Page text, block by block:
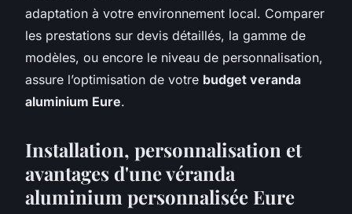
adaptation à votre environnement local. Comparer
les prestations sur devis détaillés, la gamme de
modèles, ou encore le niveau de personnalisation,
assure l’optimisation de votre budget veranda
aluminium Eure.
Installation, personnalisation et
avantages d'une véranda
aluminium personnalisée Eure